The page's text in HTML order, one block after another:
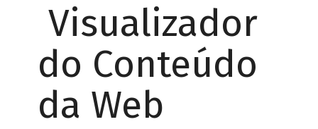
Visualizador
do Conteúdo
da Web